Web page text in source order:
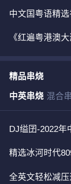
中文国粤语精
《红遍粤港澳
精品串烧
中英串烧 混合
精选冰河时代
全英文轻松减